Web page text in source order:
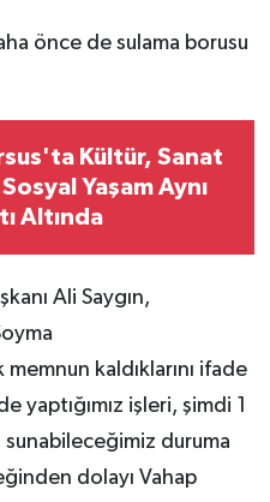
önce de sulama borusu
Kültür, Sanat
Yaşam Aynı
Altında
Ali Saygın,
kaldıklarını ifade
işleri, şimdi 1
duruma
dolayı Vahap